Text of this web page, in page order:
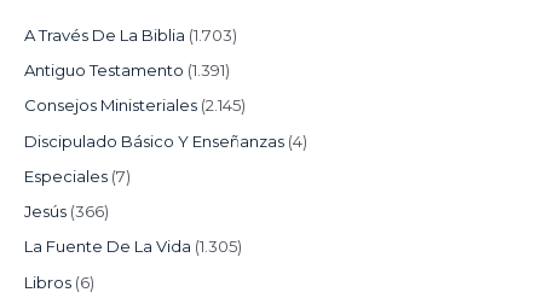
A Través De La Biblia (1.703)
Antiguo Testamento (1.391)
Consejos Ministeriales (2.145)
Discipulado Básico Y Enseñanzas (4)
Especiales (7)
Jesús (366)
La Fuente De La Vida (1.305)
Libros (6)